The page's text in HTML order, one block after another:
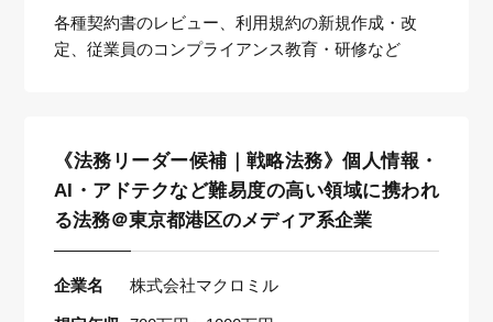
各種契約書のレビュー、利用規約の新規作成・改
定、従業員のコンプライアンス教育・研修など
《法務リーダー候補｜戦略法務》個人情報・
AI・アドテクなど難易度の高い領域に携われ
る法務＠東京都港区のメディア系企業
企業名 株式会社マクロミル